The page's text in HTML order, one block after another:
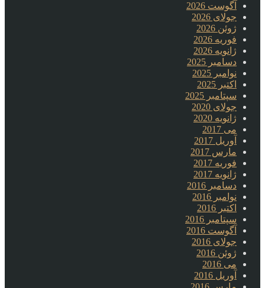
آگوست 2026
جولای 2026
ژوئن 2026
فوریه 2026
ژانویه 2026
دسامبر 2025
نوامبر 2025
اکتبر 2025
سپتامبر 2025
جولای 2020
ژانویه 2020
می 2017
آوریل 2017
مارس 2017
فوریه 2017
ژانویه 2017
دسامبر 2016
نوامبر 2016
اکتبر 2016
سپتامبر 2016
آگوست 2016
جولای 2016
ژوئن 2016
می 2016
آوریل 2016